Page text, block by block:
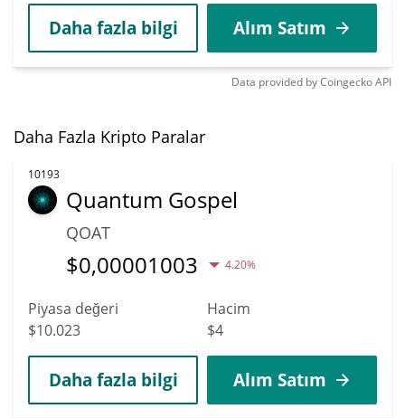
Daha fazla bilgi Alım Satım
Data provided byCoingeckoAPI
Daha Fazla Kripto Paralar
10193
Quantum Gospel
QOAT
$0,00001003 4.20%
Piyasa değeri
$10.023
Hacim
$4
Daha fazla bilgi Alım Satım